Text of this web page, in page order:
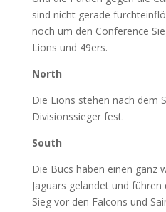
sind nicht gerade
noch um den Conference
Lions und 49ers.
North
Die Lions stehen nach dem
Divisionssieger fest.
South
Die Bucs haben einen ganz
Jaguars gelandet und
Sieg vor den Falcons und